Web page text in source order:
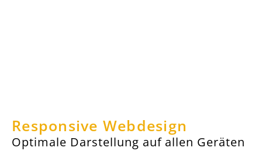
Responsive Webdesign
Optimale Darstellung auf allen Geräten